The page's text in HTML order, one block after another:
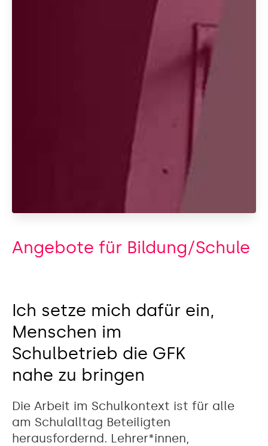
Angebote für Bildung/Schule
Ich setze mich dafür ein,
Menschen im
Schulbetrieb die GFK
nahe zu bringen
Die Arbeit im Schulkontext ist für alle
am Schulalltag Beteiligten
herausfordernd. Lehrer*innen,